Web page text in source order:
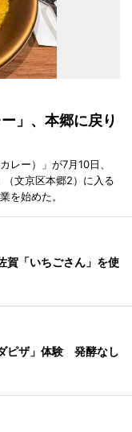
」、本郷に戻り
レー）」が7月10日、
文京区本郷2）に入る
を始めた。
賀「いちごさん」を使
ピザ」体験 発酵なし